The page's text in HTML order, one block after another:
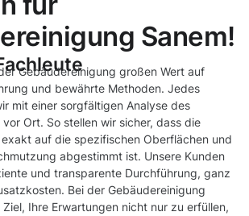
Sanem!
Gebäudereinigung großen Wert auf
und bewährte Methoden. Jedes
mit einer sorgfältigen Analyse des
Ort. So stellen wir sicher, dass die
auf die spezifischen Oberflächen und
abgestimmt ist. Unsere Kunden
und transparente Durchführung, ganz
Bei der Gebäudereinigung
Ziel, Ihre Erwartungen nicht nur zu erfüllen,